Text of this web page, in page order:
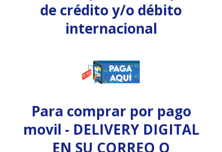
de crédito y/o débito
internacional
Para comprar por pago
movil - DELIVERY DIGITAL
EN SU CORREO O